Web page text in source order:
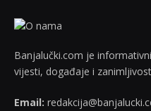
Banjalučki.com je
vijesti, događaje i
Email: